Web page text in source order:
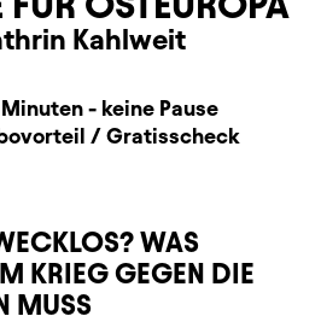
Kahlweit
- keine Pause
/ Gratisscheck
WAS
KRIEG GEGEN DIE
MUSS